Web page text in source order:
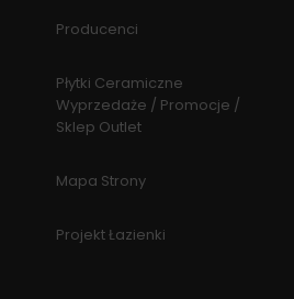
Producenci
Płytki Ceramiczne
Wyprzedaże / Promocje /
Sklep Outlet
Mapa Strony
Projekt Łazienki